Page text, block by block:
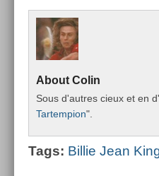
About Colin
Sous d'aut­res cieux et en
Tar­temp­ion".
Tags: Bi­llie Jean